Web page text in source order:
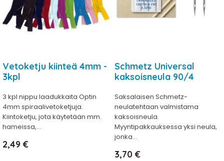
Vetoketju kiinteä 4mm -
3kpl
3 kpl nippu laadukkaita Optin
4mm spiraalivetoketjuja.
Kiintoketju, jota käytetään mm.
hameissa,...
Hinta
2,49 €
Schmetz Universal
kaksoisneula 90/4
Saksalaisen Schmetz-
neulatehtaan valmistama
kaksoisneula.
Myyntipakkauksessa yksi neula,
jonka...
Hinta
3,70 €